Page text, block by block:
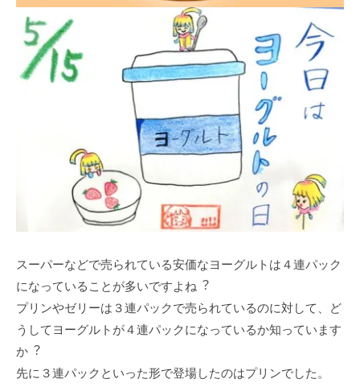
スーパーなどで売られている安価なヨーグルトは４連パック
になっていることが多いですよね︖
プリンやゼリーは３連パックで売られているのに対して、ど
うしてヨーグルトが４連パックになっているか知っています
か︖
先に３連パックといった形で登場したのはプリンでした。